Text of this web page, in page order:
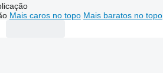
Mais caros no topo Mais baratos no topo